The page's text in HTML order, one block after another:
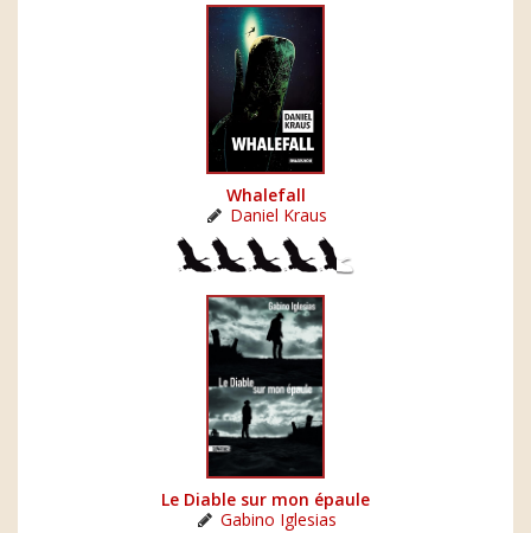
Whalefall
Daniel Kraus
Le Diable sur mon épaule
Gabino Iglesias